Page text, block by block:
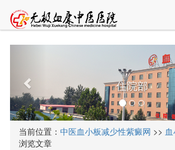
住院部
当前位置：中医血小板减少性紫癜网 >>
浏览文章